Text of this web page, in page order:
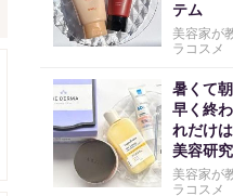
テム
美容家が
ラコスメ
暑くて
早く終
れだけ
美容研
美容家が
ラコスメ